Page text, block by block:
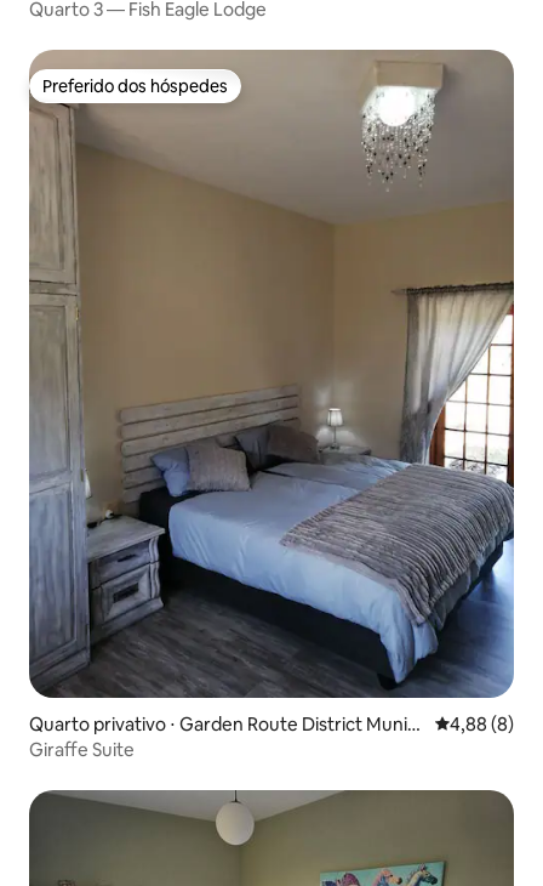
Quarto 3 — Fish Eagle Lodge
Preferido dos hóspedes
Preferido dos hóspedes
Quarto privativo ⋅ Garden Route District Munici
pality
4,88 de uma
4,88 (8)
Giraffe Suite